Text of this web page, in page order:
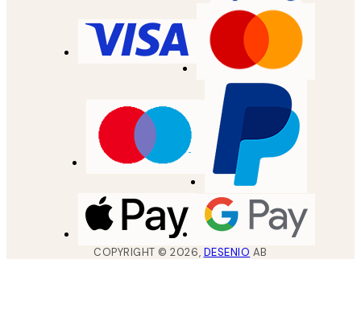
COPYRIGHT ©2026, DESENIO AB